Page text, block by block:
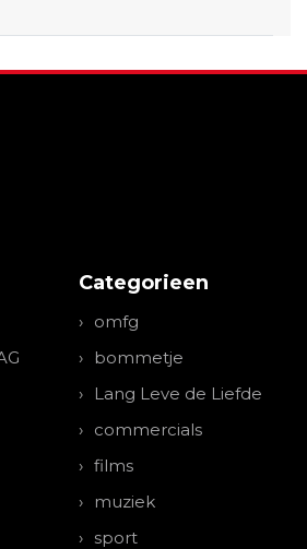
Categorieen
omfg
bommetje
Lang Leve de Liefde
commercials
films
muziek
sport